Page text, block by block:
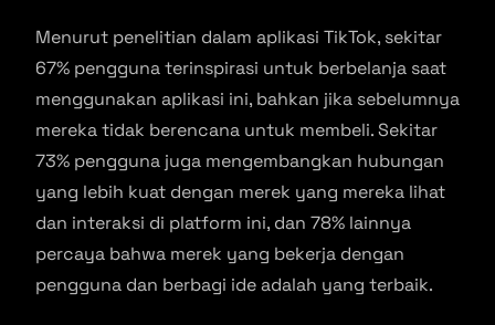
Menurut penelitian dalam aplikasi TikTok, sekitar
67% pengguna terinspirasi untuk berbelanja saat
menggunakan aplikasi ini, bahkan jika sebelumnya
mereka tidak berencana untuk membeli. Sekitar
73% pengguna juga mengembangkan hubungan
yang lebih kuat dengan merek yang mereka lihat
dan interaksi di platform ini, dan 78% lainnya
percaya bahwa merek yang bekerja dengan
pengguna dan berbagi ide adalah yang terbaik.